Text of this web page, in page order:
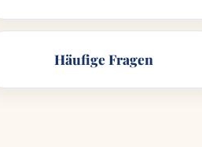
Häufige Fragen